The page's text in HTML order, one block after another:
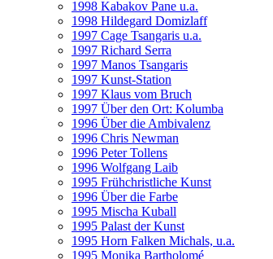
1998 Kabakov Pane u.a.
1998 Hildegard Domizlaff
1997 Cage Tsangaris u.a.
1997 Richard Serra
1997 Manos Tsangaris
1997 Kunst-Station
1997 Klaus vom Bruch
1997 Über den Ort: Kolumba
1996 Über die Ambivalenz
1996 Chris Newman
1996 Peter Tollens
1996 Wolfgang Laib
1995 Frühchristliche Kunst
1996 Über die Farbe
1995 Mischa Kuball
1995 Palast der Kunst
1995 Horn Falken Michals, u.a.
1995 Monika Bartholomé